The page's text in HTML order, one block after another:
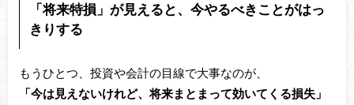
「将来特損」が見えると、今やるべきことがはっ
きりする
もうひとつ、投資や会計の目線で大事なのが、
「今は見えないけれど、将来まとまって効いてくる損失」